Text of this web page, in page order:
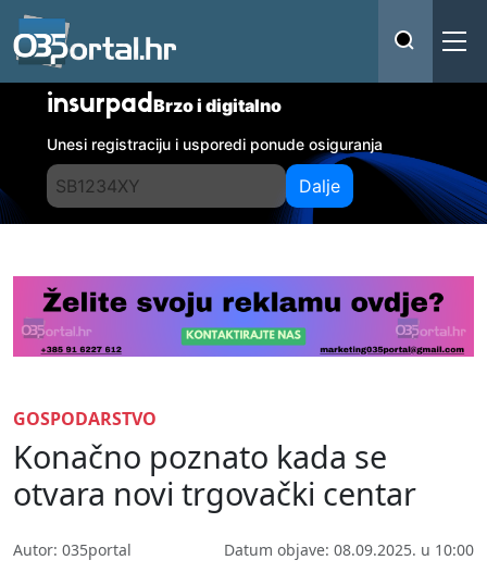
insurpadBrzo i digitalno
Unesi registraciju i usporedi ponude osiguranja
Dalje
GOSPODARSTVO
Konačno poznato kada se
otvara novi trgovački centar
Autor: 035portal Datum objave: 08.09.2025. u 10:00